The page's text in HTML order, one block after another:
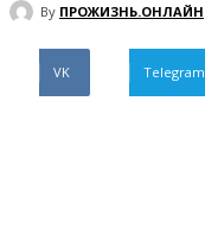
By ПРОЖИЗНЬ.ОНЛАЙН
VK Telegram